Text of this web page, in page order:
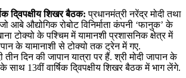
दि्वपक्षीय शिखर बैठक: प्रधानमंत्री नरेंद्र मोदी तथा
आबे औद्योगिक रोबोट विनिर्माता कंपनी ‘फानुक’ के
टोक्यो के पश्चिम में यामानशी प्रशासनिक क्षेत्र में
के यामानाशी से टोक्यो तक ट्रेन में गए.
तीन दिन की जापान यात्रा पर हैं. श्री मोदी जापान के
साथ 13वीं वार्षिक दि्वपक्षीय शिखर बैठक में भाग लेंगे.